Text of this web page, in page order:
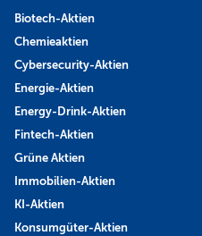
Biotech-Aktien
Chemieaktien
Cybersecurity-Aktien
Energie-Aktien
Energy-Drink-Aktien
Fintech-Aktien
Grüne Aktien
Immobilien-Aktien
KI-Aktien
Konsumgüter-Aktien